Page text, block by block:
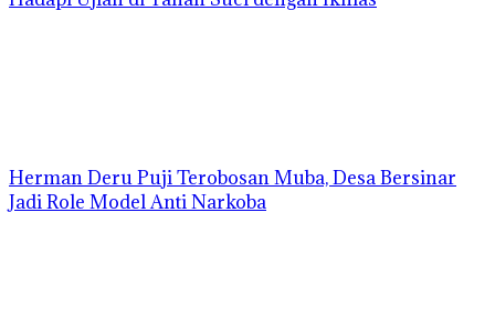
Herman Deru Puji Terobosan Muba, Desa Bersinar
Jadi Role Model Anti Narkoba